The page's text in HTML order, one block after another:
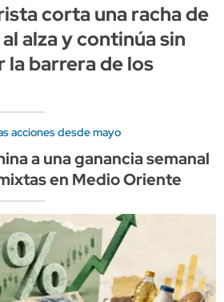
corta una racha de
alza y continúa sin
barrera de los
acciones desde mayo
a una ganancia semanal
en Medio Oriente